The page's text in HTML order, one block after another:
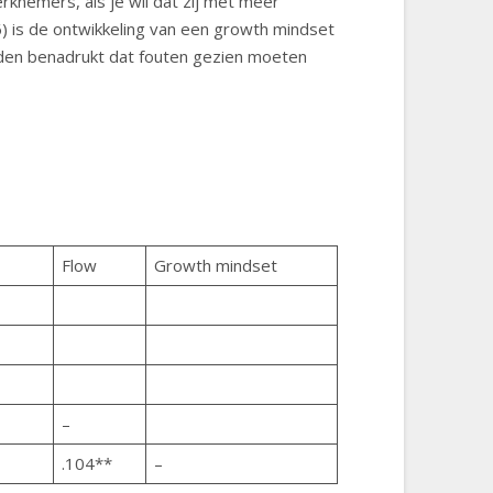
de ontwikkeling van een growth mindset
benadrukt dat fouten gezien moeten
Flow Growth mindset
–
.104**
–